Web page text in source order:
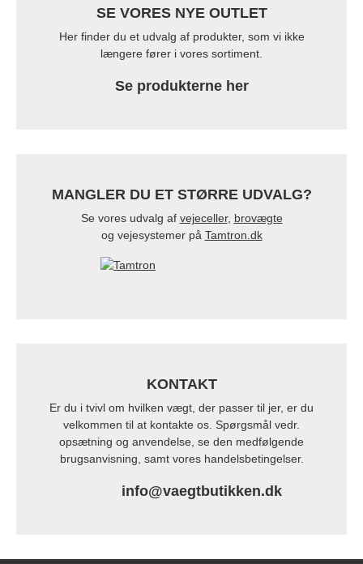
SE VORES NYE OUTLET
Her finder du et udvalg af produkter, som vi ikke
længere fører i vores sortiment.
Se produkterne her
MANGLER DU ET STØRRE UDVALG?
Se vores udvalg af vejeceller, brovægte
og vejesystemer på Tamtron.dk
KONTAKT
Er du i tvivl om hvilken vægt, der passer til jer, er du
velkommen til at kontakte os. Spørgsmål vedr.
opsætning og anvendelse, se den medfølgende
brugsanvisning, samt vores handelsbetingelser.
info@vaegtbutikken.dk